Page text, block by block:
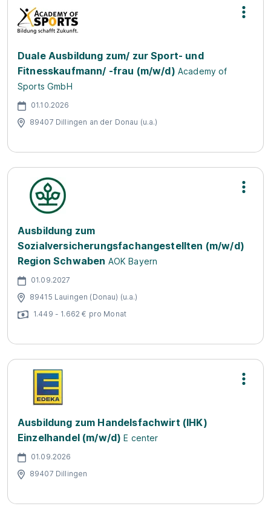
Duale Ausbildung zum/ zur Sport- und
Fitnesskaufmann/ -frau (m/w/d) Academy of
Sports GmbH
01.10.2026
89407 Dillingen an der Donau (u.a.)
Ausbildung zum
Sozialversicherungsfachangestellten (m/w/d)
Region Schwaben AOK Bayern
01.09.2027
89415 Lauingen (Donau) (u.a.)
1.449 - 1.662 € pro Monat
Ausbildung zum Handelsfachwirt (IHK)
Einzelhandel (m/w/d) E center
01.09.2026
89407 Dillingen